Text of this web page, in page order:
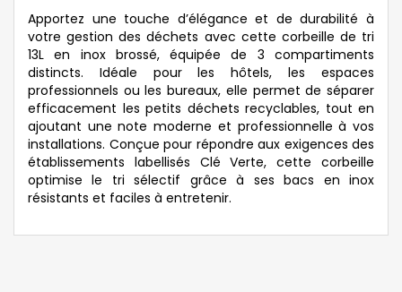
Apportez une touche d’élégance et de durabilité à
votre gestion des déchets avec cette corbeille de tri
13L en inox brossé, équipée de 3 compartiments
distincts. Idéale pour les hôtels, les espaces
professionnels ou les bureaux, elle permet de séparer
efficacement les petits déchets recyclables, tout en
ajoutant une note moderne et professionnelle à vos
installations. Conçue pour répondre aux exigences des
établissements labellisés Clé Verte, cette corbeille
optimise le tri sélectif grâce à ses bacs en inox
résistants et faciles à entretenir.